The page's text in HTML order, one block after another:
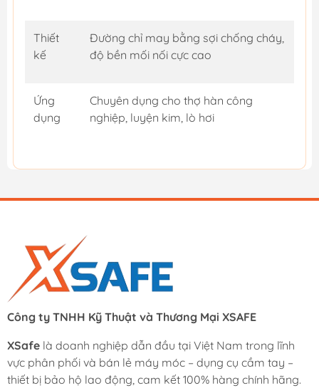
Thiết
kế
Đường chỉ may bằng sợi chống cháy,
độ bền mối nối cực cao
Ứng
dụng
Chuyên dụng cho thợ hàn công
nghiệp, luyện kim, lò hơi
Công ty TNHH Kỹ Thuật và Thương Mại XSAFE
XSafe là doanh nghiệp dẫn đầu tại Việt Nam trong lĩnh
vực phân phối và bán lẻ máy móc – dụng cụ cầm tay –
thiết bị bảo hộ lao động, cam kết 100% hàng chính hãng.